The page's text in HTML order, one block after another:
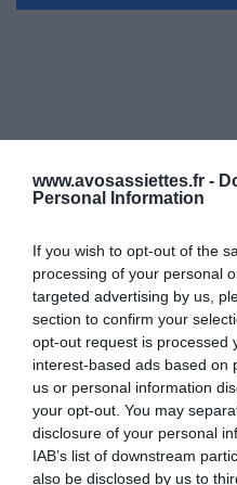
www.avosassiettes.fr -
Personal Information
If you wish to opt-out of the
processing of your personal
targeted advertising by us,
section to confirm your
opt-out request is processed
interest-based ads based on
us or personal information
your opt-out. You may
disclosure of your personal
IAB’s list of downstream
also be disclosed by us to